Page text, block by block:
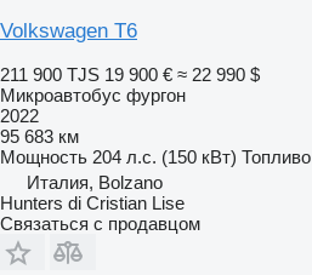
Volkswagen T6
211 900 TJS 19 900 € ≈ 22 990 $
Микроавтобус фургон
2022
95 683 км
Мощность 204 л.с. (150 кВт) Топливо
Италия, Bolzano
Hunters di Cristian Lise
Связаться с продавцом